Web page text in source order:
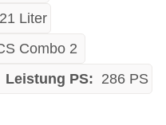
Liter
Combo 2
Leistung PS: 286 PS